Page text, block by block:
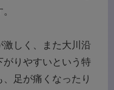
しく、また大川沿
がりやすいという特
足が痛くなったり